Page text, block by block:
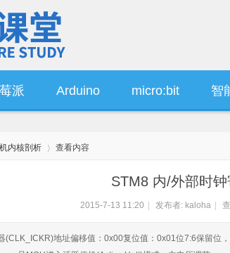
派 Arduino micro:bit 智
内核剖析 查看内容
STM8 内/外部时
2015-7-13 11:20 发布者: kaloha
(CLK_ICKR)地址偏移值：0x00复位值：0x01位7:6保留位